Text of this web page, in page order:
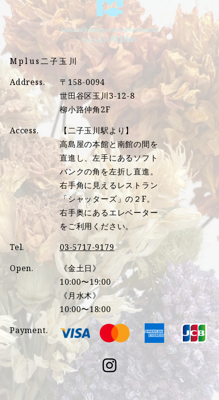
Mplus二子玉川
Address.
〒158-0094
世田谷区玉川3-12-8
柳小路仲角2F
Access.
【二子玉川駅より】
高島屋の本館と南館の間を
直進し、左手にあるソフト
バンクの角を左折し直進。
右手角に見えるレストラン
「シャッターズ」の２F。
右手奥にあるエレベーター
をご利用ください。
Tel.
03-5717-9179
Open.
《金土日》
10:00〜19:00
《月水木》
10:00〜18:00
Payment.